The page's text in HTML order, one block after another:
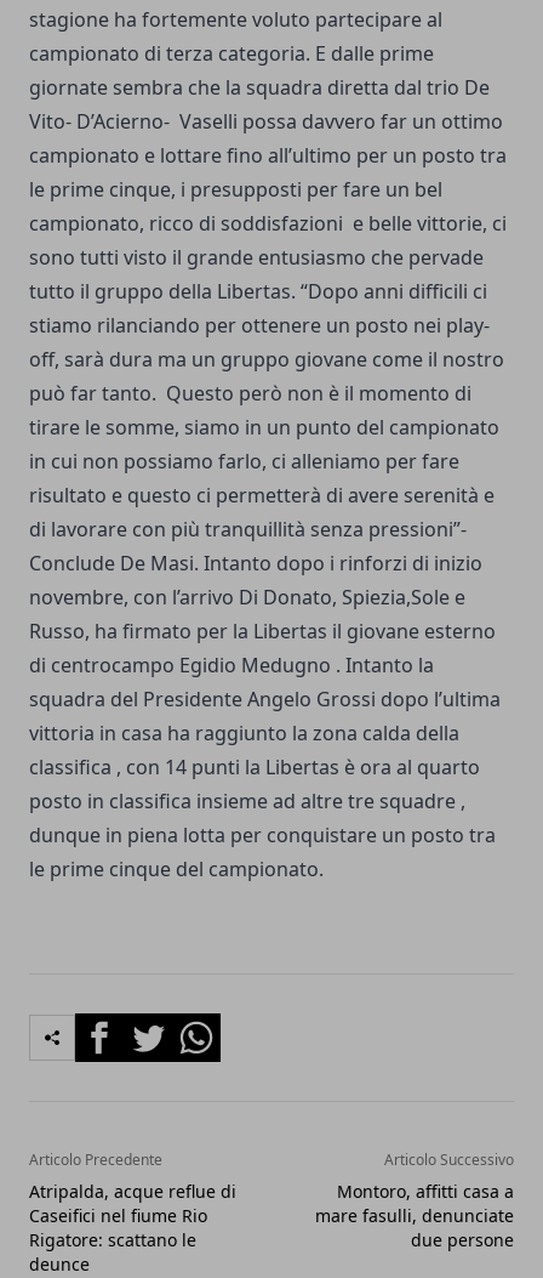
stagione ha fortemente voluto partecipare al
campionato di terza categoria. E dalle prime
giornate sembra che la squadra diretta dal trio De
Vito- D’Acierno- Vaselli possa davvero far un ottimo
campionato e lottare fino all’ultimo per un posto tra
le prime cinque, i presupposti per fare un bel
campionato, ricco di soddisfazioni e belle vittorie, ci
sono tutti visto il grande entusiasmo che pervade
tutto il gruppo della Libertas. “Dopo anni difficili ci
stiamo rilanciando per ottenere un posto nei play-
off, sarà dura ma un gruppo giovane come il nostro
può far tanto. Questo però non è il momento di
tirare le somme, siamo in un punto del campionato
in cui non possiamo farlo, ci alleniamo per fare
risultato e questo ci permetterà di avere serenità e
di lavorare con più tranquillità senza pressioni”-
Conclude De Masi. Intanto dopo i rinforzi di inizio
novembre, con l’arrivo Di Donato, Spiezia,Sole e
Russo, ha firmato per la Libertas il giovane esterno
di centrocampo Egidio Medugno . Intanto la
squadra del Presidente Angelo Grossi dopo l’ultima
vittoria in casa ha raggiunto la zona calda della
classifica , con 14 punti la Libertas è ora al quarto
posto in classifica insieme ad altre tre squadre ,
dunque in piena lotta per conquistare un posto tra
le prime cinque del campionato.
FacebookTwitterWhatsapp
Articolo Precedente
Atripalda, acque reflue di
Caseifici nel fiume Rio
Rigatore: scattano le
deunce
Articolo Successivo
Montoro, affitti casa a
mare fasulli, denunciate
due persone